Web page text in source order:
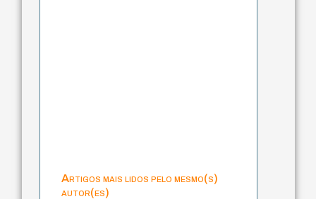
Artigos mais lidos pelo mesmo(s)
autor(es)